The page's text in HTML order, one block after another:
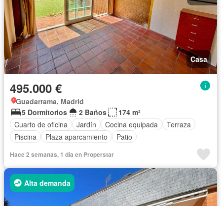
Casa
495.000 €
Guadarrama, Madrid
5 Dormitorios
2 Baños
174 m²
Cuarto de oficina
Jardín Cocina equipada
Terraza
Piscina
Plaza aparcamiento Patio
Hace 2 semanas, 1 día en Properstar
Alta demanda